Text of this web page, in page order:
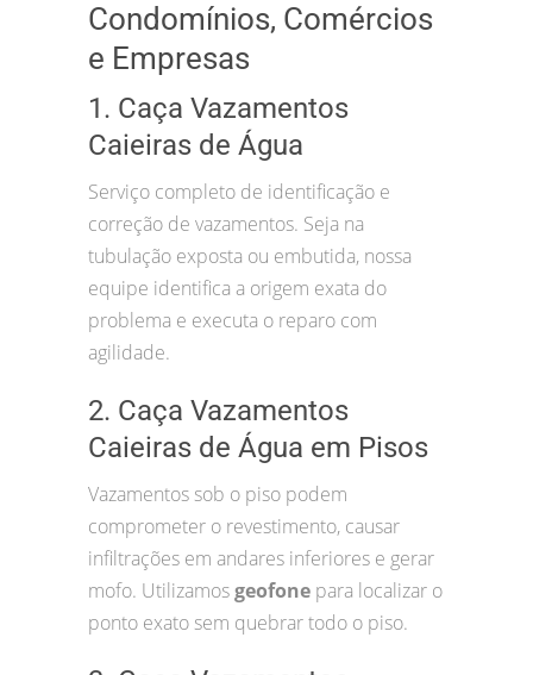
Condomínios, Comércios
e Empresas
1. Caça Vazamentos
Caieiras de Água
Serviço completo de identificação e
correção de vazamentos. Seja na
tubulação exposta ou embutida, nossa
equipe identifica a origem exata do
problema e executa o reparo com
agilidade.
2. Caça Vazamentos
Caieiras de Água em Pisos
Vazamentos sob o piso podem
comprometer o revestimento, causar
infiltrações em andares inferiores e gerar
mofo. Utilizamosgeofone para localizar o
ponto exato sem quebrar todo o piso.